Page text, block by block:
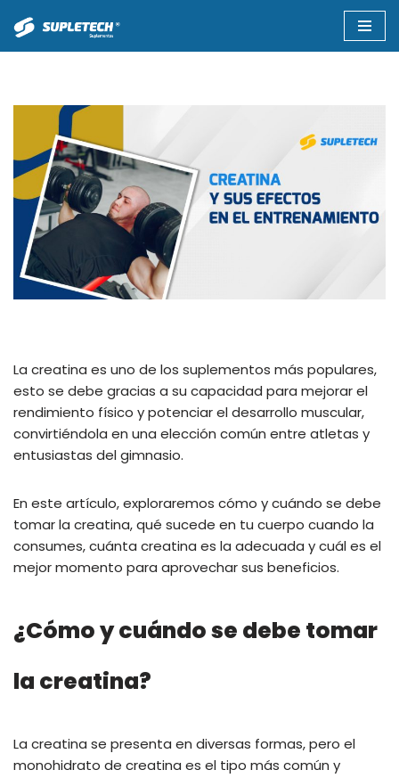
Saltar
La creatina es uno de los suplementos más populares,
esto se debe gracias a su capacidad para mejorar el
rendimiento físico y potenciar el desarrollo muscular,
convirtiéndola en una elección común entre atletas y
entusiastas del gimnasio.
En este artículo, exploraremos cómo y cuándo se debe
tomar la creatina, qué sucede en tu cuerpo cuando la
consumes, cuánta creatina es la adecuada y cuál es el
mejor momento para aprovechar sus beneficios.
¿Cómo y cuándo se debe tomar
la creatina?
La creatina se presenta en diversas formas, pero el
monohidrato de creatina es el tipo más común y